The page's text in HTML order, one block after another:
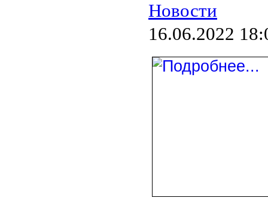
Новости
16.06.2022